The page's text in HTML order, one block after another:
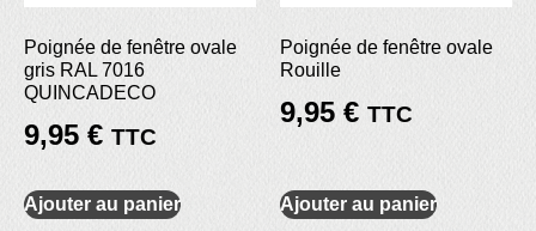
Poignée de fenêtre ovale
gris RAL 7016
QUINCADECO
9,95 € TTC
Ajouter au panier
Poignée de fenêtre ovale
Rouille
9,95 € TTC
Ajouter au panier